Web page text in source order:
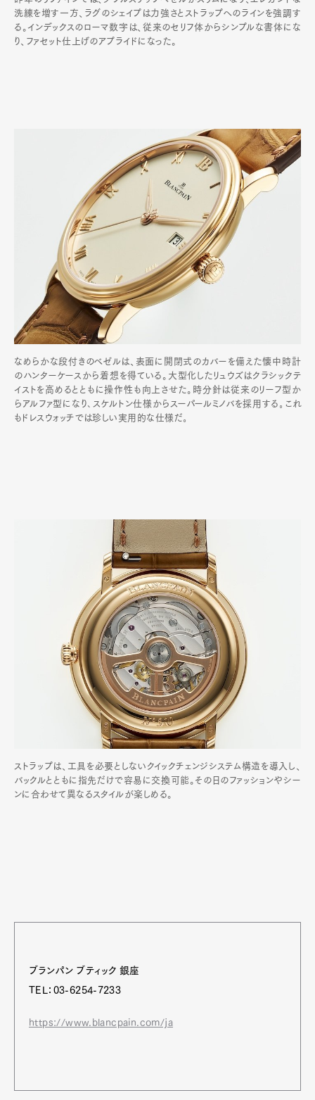
洗練を増す一方、ラグのシェイプは力強さとストラップへのラインを強調す
る。インデックスのローマ数字は、従来のセリフ体からシンプルな書体にな
り、ファセット仕上げのアプライドになった。
なめらかな段付きのベゼルは、表面に開閉式のカバーを備えた懐中時計
のハンターケースから着想を得ている。大型化したリュウズはクラシックテ
イストを高めるとともに操作性も向上させた。時分針は従来のリーフ型か
らアルファ型になり､スケルトン仕様からスーパールミノバを採用する｡これ
もドレスウォッチでは珍しい実用的な仕様だ｡
ストラップは、工具を必要としないクイックチェンジシステム構造を導入し、
バックルとともに指先だけで容易に交換可能。その日のファッションやシー
ンに合わせて異なるスタイルが楽しめる。
ブランパン ブティック 銀座
TEL：03-6254-7233
https://www.blancpain.com/ja